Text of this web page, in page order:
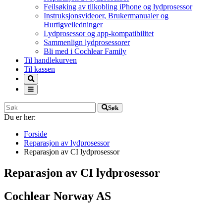
Feilsøking av tilkobling iPhone og lydprosessor
Instruksjonsvideoer, Brukermanualer og
Hurtigveiledninger
Lydprosessor og app-kompatibilitet
Sammenlign lydprosessorer
Bli med i Cochlear Family
Til handlekurven
Til kassen
Søk
Du er her:
Forside
Reparasjon av lydprosessor
Reparasjon av CI lydprosessor
Reparasjon av CI lydprosessor
Cochlear Norway AS